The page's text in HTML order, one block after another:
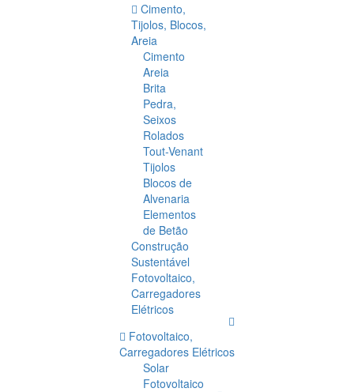
Cimento,
Tijolos, Blocos,
Areia
Cimento
Areia
Brita
Pedra,
Seixos
Rolados
Tout-Venant
Tijolos
Blocos de
Alvenaria
Elementos
de Betão
Construção
Sustentável
Fotovoltaico,
Carregadores
Elétricos
Fotovoltaico,
Carregadores Elétricos
Solar
Fotovoltaico